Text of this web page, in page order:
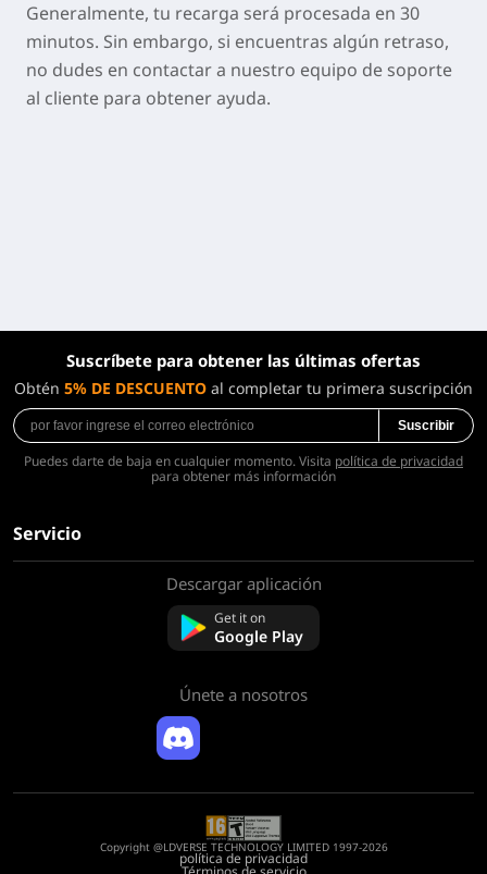
Generalmente, tu recarga será procesada en 30
minutos. Sin embargo, si encuentras algún retraso,
no dudes en contactar a nuestro equipo de soporte
al cliente para obtener ayuda.
Suscríbete para obtener las últimas ofertas
Obtén 5% DE DESCUENTO al completar tu primera suscripción
Suscribir
Puedes darte de baja en cualquier momento. Visita política de privacidad
para obtener más información
Servicio
Descargar aplicación
Get it on
Google Play
Únete a nosotros
Copyright @LDVERSE TECHNOLOGY LIMITED 1997-2026
política de privacidad